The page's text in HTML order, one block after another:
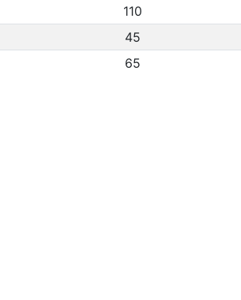
110
45
65